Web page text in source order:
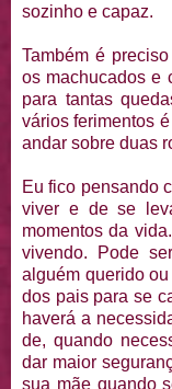
sozinho e capaz.
Também é
os machucados e
para tantas
vários ferimentos
andar sobre duas
Eu fico pensando
viver e de se
momentos da
vivendo. Pode
alguém querido
dos pais para se
haverá a
de, quando
dar maior
sua mãe quando